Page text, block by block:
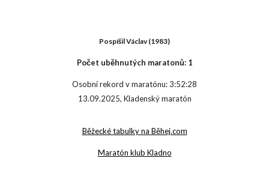
Pospíšil Václav(1983)
Počet uběhnutých maratonů: 1
Osobní rekord v maratónu:3:52:28
13.09.2025, Kladenský maratón
Běžecké tabulky na Běhej.com
Maratón klub Kladno